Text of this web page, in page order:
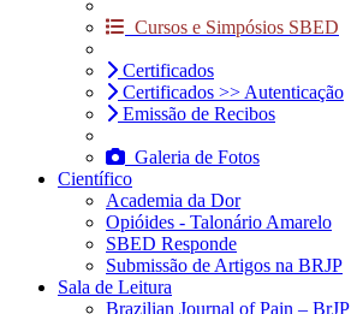
Cursos e Simpósios SBED
Certificados
Certificados >> Autenticação
Emissão de Recibos
Galeria de Fotos
Científico
Academia da Dor
Opióides - Talonário Amarelo
SBED Responde
Submissão de Artigos na BRJP
Sala de Leitura
Brazilian Journal of Pain – BrJP